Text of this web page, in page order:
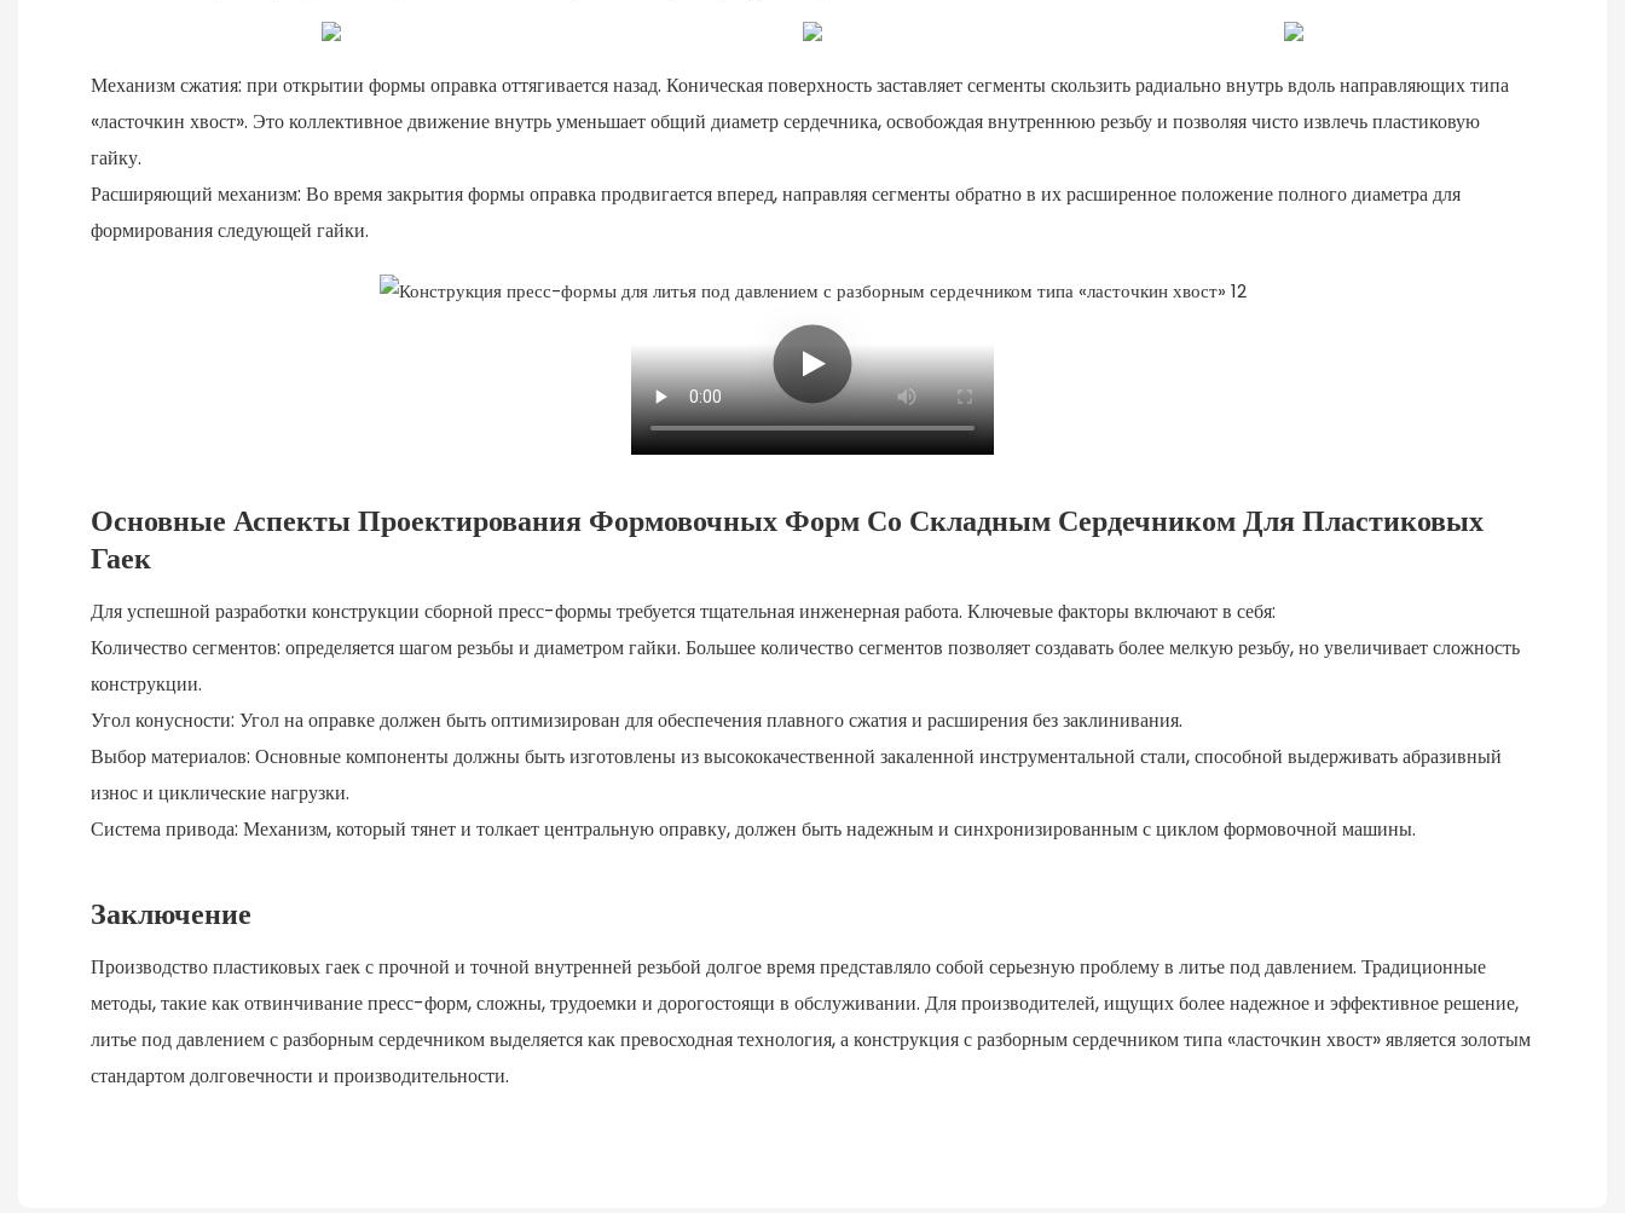
Механизм сжатия: при открытии формы оправка оттягивается назад. Коническая поверхность заставляет сегменты скользить радиально внутрь вдоль направляющих типа
«ласточкин хвост». Это коллективное движение внутрь уменьшает общий диаметр сердечника, освобождая внутреннюю резьбу и позволяя чисто извлечь пластиковую
гайку.
Расширяющий механизм: Во время закрытия формы оправка продвигается вперед, направляя сегменты обратно в их расширенное положение полного диаметра для
формирования следующей гайки.
Основные Аспекты Проектирования Формовочных Форм Со Складным Сердечником Для Пластиковых
Гаек
Для успешной разработки конструкции сборной пресс-формы требуется тщательная инженерная работа. Ключевые факторы включают в себя:
Количество сегментов: определяется шагом резьбы и диаметром гайки. Большее количество сегментов позволяет создавать более мелкую резьбу, но увеличивает сложность
конструкции.
Угол конусности: Угол на оправке должен быть оптимизирован для обеспечения плавного сжатия и расширения без заклинивания.
Выбор материалов: Основные компоненты должны быть изготовлены из высококачественной закаленной инструментальной стали, способной выдерживать абразивный
износ и циклические нагрузки.
Система привода: Механизм, который тянет и толкает центральную оправку, должен быть надежным и синхронизированным с циклом формовочной машины.
Заключение
Производство пластиковых гаек с прочной и точной внутренней резьбой долгое время представляло собой серьезную проблему в литье под давлением. Традиционные
методы, такие как отвинчивание пресс-форм, сложны, трудоемки и дорогостоящи в обслуживании. Для производителей, ищущих более надежное и эффективное решение,
литье под давлением с разборным сердечником выделяется как превосходная технология, а конструкция с разборным сердечником типа «ласточкин хвост» является золотым
стандартом долговечности и производительности.